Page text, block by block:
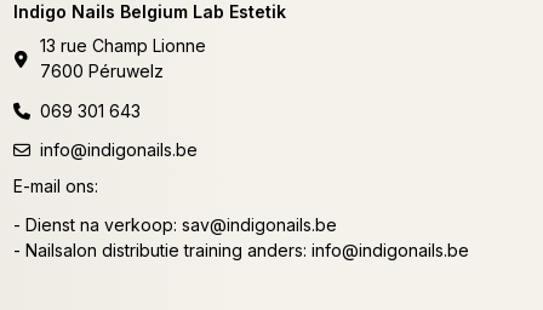
Indigo Nails Belgium Lab Estetik
13 rue Champ Lionne
7600 Péruwelz
069 301 643
info@indigonails.be
E-mail ons:
- Dienst na verkoop: sav@indigonails.be
- Nailsalon distributie training anders: info@indigonails.be